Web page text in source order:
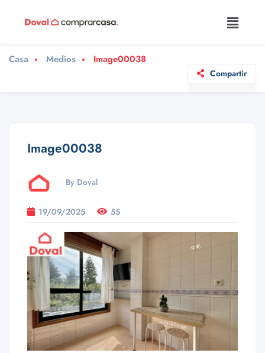
Casa Medios Image00038
Compartir
Image00038
By Doval
19/09/2025 55